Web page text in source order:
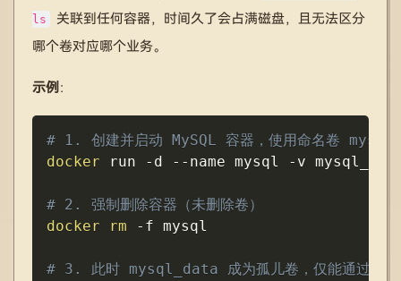
ls
关联到任何容器，时间久了会占满磁盘，且无法区分
哪个卷对应哪个业务。
示例 ：
# 1. 创建并启动 MySQL 容器，使用命名卷
docker run -d --name mysql -v
# 2. 强制删除容器（未删除卷）
docker
rm -f mysql
# 3. 此时 mysql_data 成为孤儿卷，仅能通过
Copy